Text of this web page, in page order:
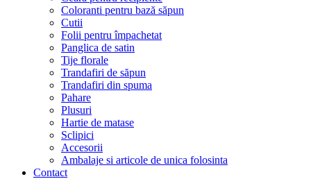
Coloranti pentru bază săpun
Cutii
Folii pentru împachetat
Panglica de satin
Tije florale
Trandafiri de săpun
Trandafiri din spuma
Pahare
Plusuri
Hartie de matase
Sclipici
Accesorii
Ambalaje si articole de unica folosinta
Contact